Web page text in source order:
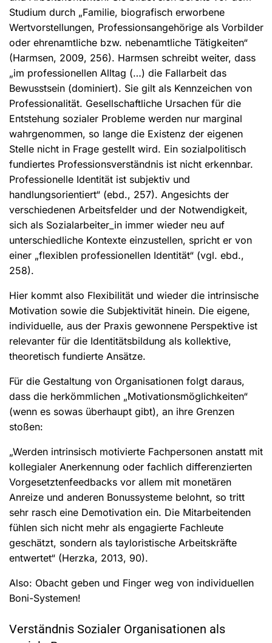
Studium durch „Familie, biografisch erworbene
Wertvorstellungen, Professionsangehörige als Vorbilder
oder ehrenamtliche bzw. nebenamtliche Tätigkeiten“
(Harmsen, 2009, 256). Harmsen schreibt weiter, dass
„im professionellen Alltag (…) die Fallarbeit das
Bewusstsein (dominiert). Sie gilt als Kennzeichen von
Professionalität. Gesellschaftliche Ursachen für die
Entstehung sozialer Probleme werden nur marginal
wahrgenommen, so lange die Existenz der eigenen
Stelle nicht in Frage gestellt wird. Ein sozialpolitisch
fundiertes Professionsverständnis ist nicht erkennbar.
Professionelle Identität ist subjektiv und
handlungsorientiert“ (ebd., 257). Angesichts der
verschiedenen Arbeitsfelder und der Notwendigkeit,
sich als Sozialarbeiter_in immer wieder neu auf
unterschiedliche Kontexte einzustellen, spricht er von
einer „flexiblen professionellen Identität“ (vgl. ebd.,
258).
Hier kommt also Flexibilität und wieder die intrinsische
Motivation sowie die Subjektivität hinein. Die eigene,
individuelle, aus der Praxis gewonnene Perspektive ist
relevanter für die Identitätsbildung als kollektive,
theoretisch fundierte Ansätze.
Für die Gestaltung von Organisationen folgt daraus,
dass die herkömmlichen „Motivationsmöglichkeiten“
(wenn es sowas überhaupt gibt), an ihre Grenzen
stoßen:
„Werden intrinsisch motivierte Fachpersonen anstatt mit
kollegialer Anerkennung oder fachlich differenzierten
Vorgesetztenfeedbacks vor allem mit monetären
Anreize und anderen Bonussysteme belohnt, so tritt
sehr rasch eine Demotivation ein. Die Mitarbeitenden
fühlen sich nicht mehr als engagierte Fachleute
geschätzt, sondern als tayloristische Arbeitskräfte
entwertet“ (Herzka, 2013, 90).
Also: Obacht geben und Finger weg von individuellen
Boni-Systemen!
Verständnis Sozialer Organisationen als